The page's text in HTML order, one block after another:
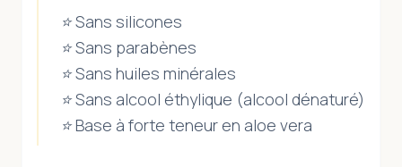
⭐ Sans silicones
⭐ Sans parabènes
⭐ Sans huiles minérales
⭐ Sans alcool éthylique (alcool dénaturé)
⭐ Base à forte teneur en aloe vera